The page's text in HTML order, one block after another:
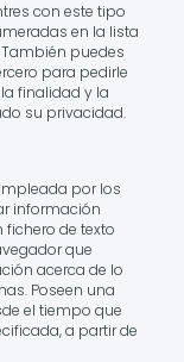
con este tipo
en la lista
puedes
para pedirle
finalidad y la
su privacidad.
por los
información
fichero de texto
que
acerca de lo
Poseen una
el tiempo que
a partir de